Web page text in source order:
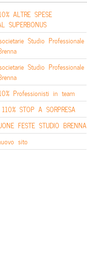
ALTRE SPESE
SUPERBONUS
Studio Professionale
Studio Professionale
Professionisti in team
110% STOP A SORPRESA
FESTE STUDIO BRENNA
sito